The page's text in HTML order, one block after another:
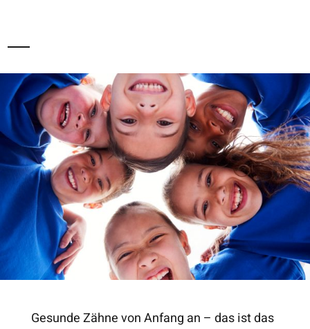
Gesunde Zähne von Anfang an – das ist das